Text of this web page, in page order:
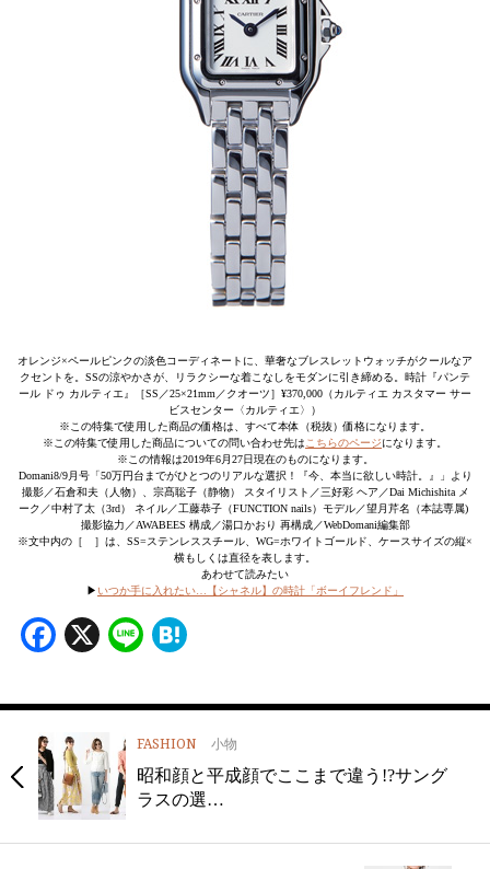
オレンジ×ペールピンクの淡色コーディネートに、華奢なブレスレットウォッチがクールなア
クセントを。SSの涼やかさが、リラクシーな着こなしをモダンに引き締める。時計『パンテ
ール ドゥ カルティエ』［SS／25×21mm／クオーツ］¥370,000（カルティエ カスタマー サー
ビスセンター〈カルティエ〉）
※この特集で使用した商品の価格は、すべて本体（税抜）価格になります。
※この特集で使用した商品についての問い合わせ先はこちらのページになります。
※この情報は2019年6月27日現在のものになります。
Domani8/9月号「50万円台までがひとつのリアルな選択！『今、本当に欲しい時計。』」より
撮影／石倉和夫（人物）、宗髙聡子（静物） スタイリスト／三好彩 ヘア／Dai Michishita メ
ーク／中村了太（3rd） ネイル／工藤恭子（FUNCTION nails）モデル／望月芹名（本誌専属)
撮影協力／AWABEES 構成／湯口かおり 再構成／WebDomani編集部
※文中内の［ ］は、SS=ステンレススチール、WG=ホワイトゴールド、ケースサイズの縦×
横もしくは直径を表します。
あわせて読みたい
▶︎いつか手に入れたい…【シャネル】の時計「ボーイフレンド」
Facebook
X Line
FASHION 小物
昭和顔と平成顔でここまで違う!?サング
ラスの選…